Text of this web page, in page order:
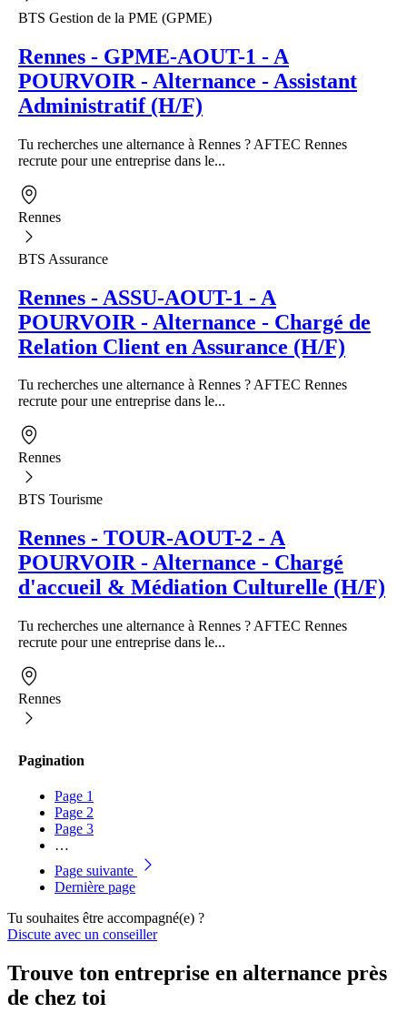
BTS Gestion de la PME (GPME)
Rennes - GPME-AOUT-1 - A
POURVOIR - Alternance - Assistant
Administratif (H/F)
Tu recherches une alternance à Rennes ? AFTEC Rennes
recrute pour une entreprise dans le...
Rennes
BTS Assurance
Rennes - ASSU-AOUT-1 - A
POURVOIR - Alternance - Chargé de
Relation Client en Assurance (H/F)
Tu recherches une alternance à Rennes ? AFTEC Rennes
recrute pour une entreprise dans le...
Rennes
BTS Tourisme
Rennes - TOUR-AOUT-2 - A
POURVOIR - Alternance - Chargé
d'accueil & Médiation Culturelle (H/F)
Tu recherches une alternance à Rennes ? AFTEC Rennes
recrute pour une entreprise dans le...
Rennes
Pagination
Page 1
Page 2
Page 3
…
Page suivante
Dernière page
Tu souhaites être accompagné(e) ?
Discute avec un conseiller
Trouve ton entreprise en alternance près
de chez toi